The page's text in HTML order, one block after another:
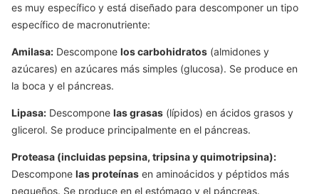
es muy específico y está diseñado para descomponer un tipo
específico de macronutriente:
Amilasa: Descompone los carbohidratos (almidones y
azúcares) en azúcares más simples (glucosa). Se produce en
la boca y el páncreas.
Lipasa: Descompone las grasas (lípidos) en ácidos grasos y
glicerol. Se produce principalmente en el páncreas.
Proteasa (incluidas pepsina, tripsina y quimotripsina):
Descompone las proteínas en aminoácidos y péptidos más
pequeños. Se produce en el estómago y el páncreas.